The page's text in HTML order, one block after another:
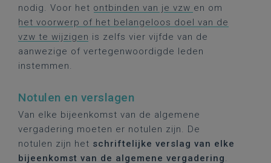
nodig. Voor het ontbinden van je vzw en om
het voorwerp of het belangeloos doel van de
vzw te wijzigen is zelfs vier vijfde van de
aanwezige of vertegenwoordigde leden
instemmen.
Notulen en verslagen
Van elke bijeenkomst van de algemene
vergadering moeten er notulen zijn. De
notulen zijn het schriftelijke verslag van elke
bijeenkomst van de algemene vergadering.